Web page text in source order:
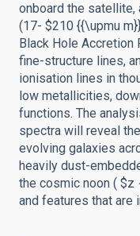
onboard the
(17- $210 {{\upmu
Black Hole Accretion
fine-structure lines,
ionisation lines in
low metallicities,
functions. The
spectra will reveal
evolving galaxies
heavily dust-
the cosmic noon (
and features that are